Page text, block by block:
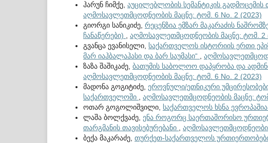
ჰარუნ ჩიმქე, აუცილებლობის სემანტიკის
აღმოსავლეთმცოდნეობის მაცნე: ტომ. 6 No. 2 (2023)
გიორგი სანიკიძე, რეცენზია ემზარ მაკარაძის
ჩანაწერები) , აღმოსავლეთმცოდნეობის მაცნე: ტომ. 2
გვანცა ევანისელი, საქართველოს ისტორიის ერთი
მარ იაჰბალაჰასი და ბარ საუმასი“ ,
ზაზა შაშიკაძე, ბათუმის საბოლოო დაპყრობა და
აღმოსავლეთმცოდნეობის მაცნე: ტომ. 6 No. 2 (2023)
მადონა გოგიტიძე, ეროვნული/ეთნიკური
საქართველოში , აღმოსავლეთმცოდნეობის მაცნე:
ოთარ გოგოლიშვილი, საქართველოს ხსნა ევროპაშია
ლაშა ბოლქვაძე, ენა როგორც საერთაშორისო
თარგმანის თავისებურებანი ,
ბექა მაკარაძე, თურქეთ-საქართველოს